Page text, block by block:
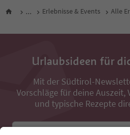
... Erlebnisse & Events Alle
Urlaubsideen für
Mit der Südtirol-
Vorschläge für deine Auszeit,
und typische Rezepte